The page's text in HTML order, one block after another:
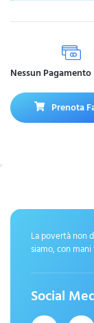
Nessun
Prenota
La povertà non
siamo, con
Social